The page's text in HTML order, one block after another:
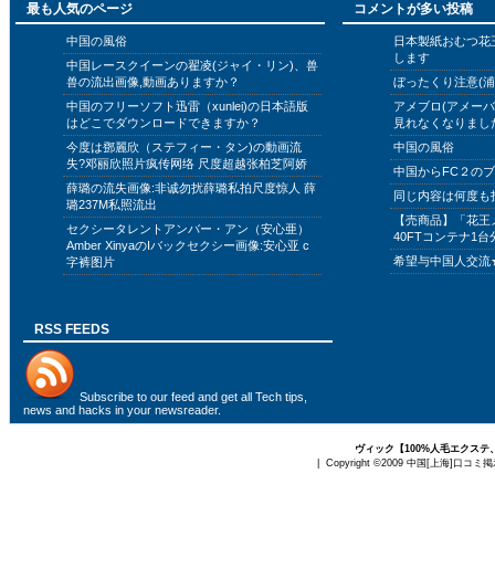
最も人気のページ
中国の風俗
中国レースクイーンの翟凌(ジャイ・リン)、兽
兽の流出画像,動画ありますか？
中国のフリーソフト迅雷（xunlei)の日本語版
はどこでダウンロードできますか？
今度は鄧麗欣（ステフィー・タン)の動画流
失?邓丽欣照片疯传网络 尺度超越张柏芝阿娇
薛璐の流失画像:非诚勿扰薛璐私拍尺度惊人 薛
璐237M私照流出
セクシータレントアンバー・アン（安心亜）
Amber XinyaのIバックセクシー画像:安心亚 c
字裤图片
コメントが多い投稿
日本製紙おむつ
します
ぼったくり注意(
アメブロ(アメー
見れなくなりまし
中国の風俗
中国からFC２の
同じ内容は何度
【売商品】「花
40FTコンテナ1台
希望与中国人交
RSS FEEDS
Subscribe to our feed and get all Tech tips,
news and hacks in your newsreader.
ヴィック【100%人毛エクステ
| Copyright ©2009 中国[上海]口コミ掲